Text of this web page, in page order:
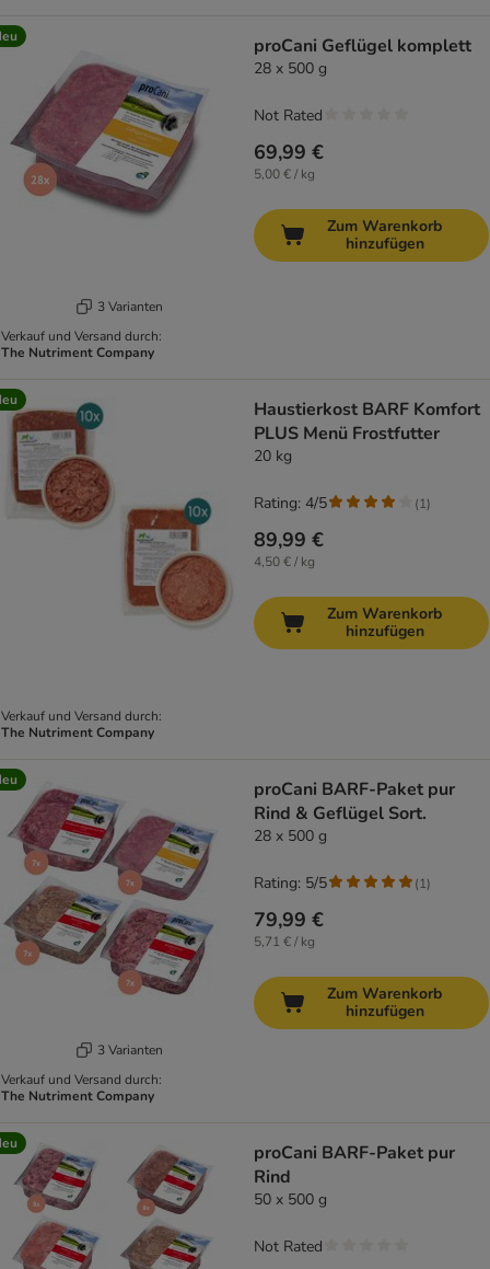
3 Varianten
Verkauf und Versand durch:
The Nutriment Company
proCani Geflügel komplett
28 x 500 g
69,99 €
5,00 € / kg
Not Rated
Zum Warenkorb
hinzufügen
Verkauf und Versand durch:
The Nutriment Company
Haustierkost BARF Komfort
PLUS Menü Frostfutter
20 kg
89,99 €
4,50 € / kg
Rating: 4/5 (1)
Zum Warenkorb
hinzufügen
3 Varianten
Verkauf und Versand durch:
The Nutriment Company
proCani BARF-Paket pur
Rind & Geflügel Sort.
28 x 500 g
79,99 €
5,71 € / kg
Rating: 5/5 (1)
Zum Warenkorb
hinzufügen
proCani BARF-Paket pur
Rind
50 x 500 g
Not Rated